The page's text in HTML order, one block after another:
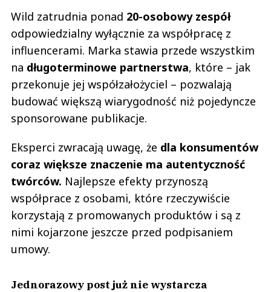
Wild zatrudnia ponad 20-osobowy zespół
odpowiedzialny wyłącznie za współpracę z
influencerami. Marka stawia przede wszystkim
na długoterminowe partnerstwa, które – jak
przekonuje jej współzałożyciel – pozwalają
budować większą wiarygodność niż pojedyncze
sponsorowane publikacje.
Eksperci zwracają uwagę, że dla konsumentów
coraz większe znaczenie ma autentyczność
twórców. Najlepsze efekty przynoszą
współprace z osobami, które rzeczywiście
korzystają z promowanych produktów i są z
nimi kojarzone jeszcze przed podpisaniem
umowy.
Jednorazowy post już nie wystarcza